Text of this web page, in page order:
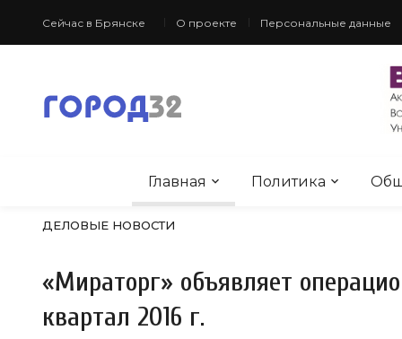
Сейчас в Брянске О проекте Персональные данные
Главная Политика
ДЕЛОВЫЕ НОВОСТИ
«Мираторг» объявляет
квартал 2016 г.